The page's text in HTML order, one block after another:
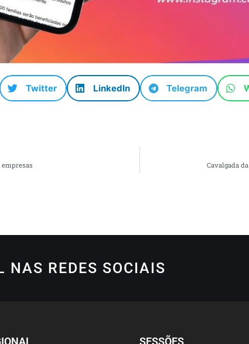
Twitter LinkedIn Telegram
empresas
Cavalgada
NAS REDES SOCIAIS